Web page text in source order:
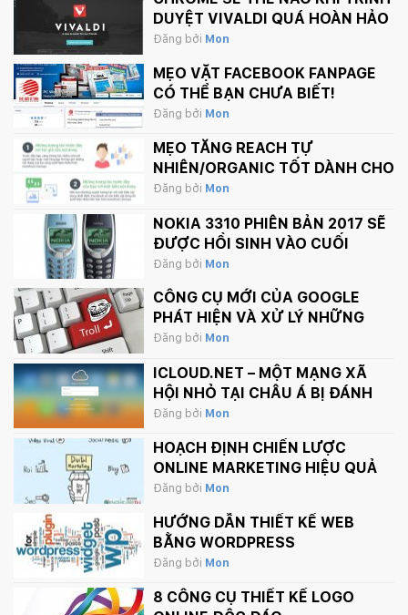
DUYỆT VIVALDI QUÁ HOÀN HẢO
Đăng bởi Mon
MẸO VẶT FACEBOOK FANPAGE
CÓ THỂ BẠN CHƯA BIẾT!
Đăng bởi Mon
MẸO TĂNG REACH TỰ
NHIÊN/ORGANIC TỐT DÀNH CHO
FANPAGE CỦA BẠN
Đăng bởi Mon
NOKIA 3310 PHIÊN BẢN 2017 SẼ
ĐƯỢC HỒI SINH VÀO CUỐI
THÁNG 2 NÀY
Đăng bởi Mon
CÔNG CỤ MỚI CỦA GOOGLE
PHÁT HIỆN VÀ XỬ LÝ NHỮNG
BÌNH LUẬN PHẢN CẢM TRÊN
Đăng bởi Mon
ICLOUD.NET – MỘT MẠNG XÃ
HỘI NHỎ TẠI CHÂU Á BỊ ĐÁNH
SẬP BỞI APPLE.
Đăng bởi Mon
HOẠCH ĐỊNH CHIẾN LƯỢC
ONLINE MARKETING HIỆU QUẢ
Đăng bởi Mon
HƯỚNG DẪN THIẾT KẾ WEB
BẰNG WORDPRESS
Đăng bởi Mon
8 CÔNG CỤ THIẾT KẾ LOGO